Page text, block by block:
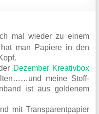
mal wieder zu einem
man Papiere in den
Dezember Kreativbox
meine Stoff-
ist aus goldenem
mit Transparentpapier